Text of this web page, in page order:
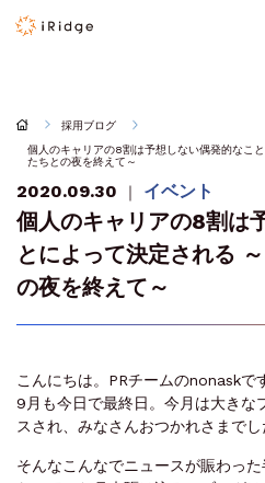
採用ブログ
個人のキャリアの8割は予想しない偶発的なこ
たちとの夜を終えて～
2020.09.30 ｜ イベント
個人のキャリアの8割は
とによって決定される
の夜を終えて～
こんにちは。PRチームのnonaskで
9月も今日で最終日。今月は大きな
スされ、みなさんおつかれさまでし
そんなこんなでニュースが賑わっ